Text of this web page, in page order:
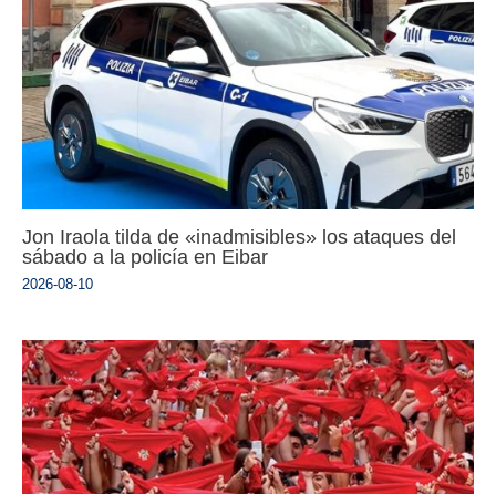
Jon Iraola tilda de «inadmisibles» los ataques del
sábado a la policía en Eibar
2026-08-10